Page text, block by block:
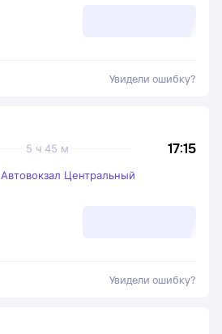
Увидели ошибку?
17:15
5 ч 45 м
Автовокзал Центральный
Увидели ошибку?